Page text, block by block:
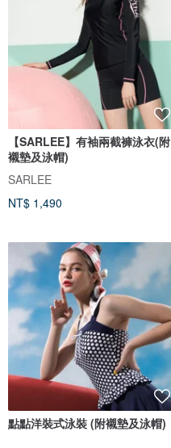
【SARLEE】有袖兩截褲泳衣(附
襯墊及泳帽)
SARLEE
NT$ 1,490
點點洋裝式泳裝 (附襯墊及泳帽)